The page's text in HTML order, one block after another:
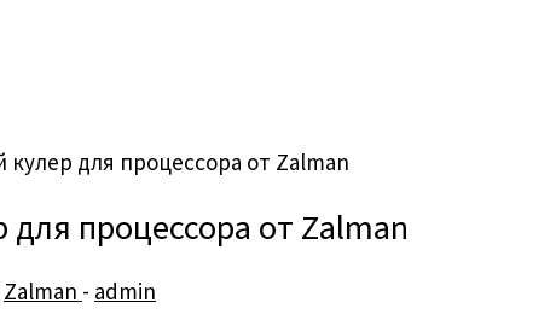
кулер для процессора от Zalman
процессора от Zalman
Zalman - admin